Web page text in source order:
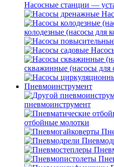
Насосные станции —
колодезные (насосы для
скважинные (насосы для
Пневмоинструмент
пневмоинструмент
отбойные молотки